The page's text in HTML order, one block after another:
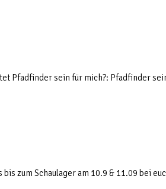
Pfadfinder sein für mich?: Pfadfinder
zum Schaulager am 10.9 & 11.09 bei